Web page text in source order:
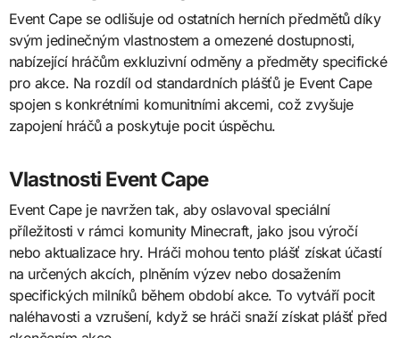
Event Cape se odlišuje od ostatních herních předmětů díky
svým jedinečným vlastnostem a omezené dostupnosti,
nabízející hráčům exkluzivní odměny a předměty specifické
pro akce. Na rozdíl od standardních plášťů je Event Cape
spojen s konkrétními komunitními akcemi, což zvyšuje
zapojení hráčů a poskytuje pocit úspěchu.
Vlastnosti Event Cape
Event Cape je navržen tak, aby oslavoval speciální
příležitosti v rámci komunity Minecraft, jako jsou výročí
nebo aktualizace hry. Hráči mohou tento plášť získat účastí
na určených akcích, plněním výzev nebo dosažením
specifických milníků během období akce. To vytváří pocit
naléhavosti a vzrušení, když se hráči snaží získat plášť před